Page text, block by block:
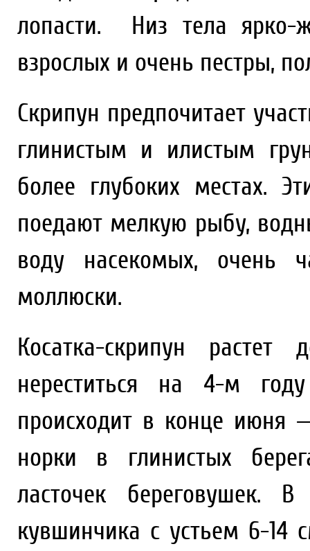
лопасти. Низ тела ярко-
взрослых и очень пестры,
Скрипун предпочитает
глинистым и илистым
более глубоких местах.
поедают мелкую рыбу,
воду насекомых, очень
моллюски.
Косатка-скрипун
нереститься на 4-м
происходит в конце июня
норки в глинистых
ласточек береговушек.
кувшинчика с устьем 6-14